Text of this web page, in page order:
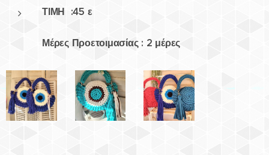
ΤΙΜΗ :45 ε
Μέρες Προετοιμασίας : 2 μέρες